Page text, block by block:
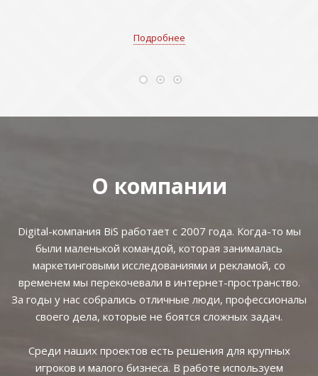
Подробнее
О компании
Digital-компания BiS работает с 2007 года. Когда-то мы
были маленькой командой, которая занималась
маркетинговыми исследованиями и рекламой, со
временем мы перекочевали в интернет-пространство.
За годы у нас собрались отличные люди, профессионалы
своего дела, которые не боятся сложных задач.
Среди наших проектов есть решения для крупных
игроков и малого бизнеса. В работе используем